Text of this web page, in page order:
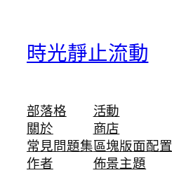
時光靜止流動
部落格
關於
常見問題集
作者
活動
商店
區塊版面配置
佈景主題